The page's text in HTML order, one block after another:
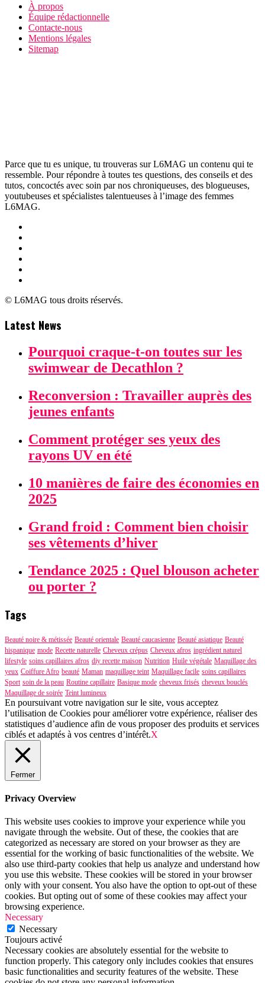
À propos
Équipe rédactionnelle
Contacte-nous
Mentions légales
Sitemap
Parce que tu es unique, tu trouveras sur L6MAG un contenu qui te
ressemble. Pour répondre à toutes tes questions, des conseils et des
tutos, concoctés avec soin par nos chroniqueuses, des blogueuses,
youtubeuses et spécialistes talentueuses à l’image des femmes
L6MAG.
© L6MAG tous droits réservés.
Latest News
Pourquoi craque-t-on toutes sur les
swimwear de Decathlon ?
Reconversion : Travailler auprès des
jeunes enfants
Comment protéger ses yeux des
rayons UV en été
10 manières de faire des économies en
2025
Grand froid : Comment bien choisir
ses vêtements d’hiver
Tendance 2025 : Quel blouson acheter
ou porter ?
Tags
Beauté noire & métissée Beauté orientale Beauté caucasienne Beauté asiatique Beauté
hispanique mode Recette naturelle Cheveux crépus Cheveux afros ingrédient naturel
lifestyle soins capillaires afros diy recette maison Nutrition Huile végétale Maquillage des
yeux Coiffure Afro beauté Maman maquillage teint Maquillage facile soins capillaires
Sport soin de la peau Routine capillaire Basique mode cheveux frisés cheveux bouclés
Maquillage de soirée Teint lumineux
En poursuivant votre navigation sur le site, vous acceptez
l’utilisation de Cookies pour améliorer votre expérience, réaliser des
statistiques d’audience afin de vous proposer des produits et services
ciblés et adaptés à vos centres d’intérêt.X
Fermer
Privacy Overview
This website uses cookies to improve your experience while you
navigate through the website. Out of these, the cookies that are
categorized as necessary are stored on your browser as they are
essential for the working of basic functionalities of the website. We
also use third-party cookies that help us analyze and understand how
you use this website. These cookies will be stored in your browser
only with your consent. You also have the option to opt-out of these
cookies. But opting out of some of these cookies may affect your
browsing experience.
Necessary
Necessary
Toujours activé
Necessary cookies are absolutely essential for the website to
function properly. This category only includes cookies that ensures
basic functionalities and security features of the website. These